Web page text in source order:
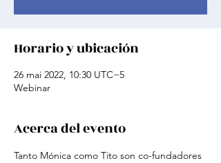
Horario y ubicación
26 mai 2022, 10:30 UTC−5
Webinar
Acerca del evento
Tanto Mónica como Tito son co-fundadores